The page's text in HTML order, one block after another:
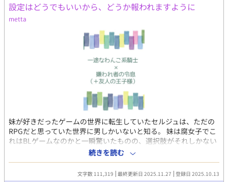
設定はどうでもいいから、どうか報われますように
metta
妹が好きだったゲームの世界に転生していたセルジュは、ただの
RPGだと思っていた世界に男しかいないと知る。 妹は腐女子でこ
れはBLゲームなのかと一瞬驚いたものの、選択肢がそれしかない
ならまあいいかと開き直り、主人公として第二の人生を謳歌しよ
うと心に決める。 しかし仲が良すぎる両親に悪意なく体よく追い
出された先の王都で、ラスボスの幼少期らしきフィリスという王
子の婚約者と出会い、最初こそ嫌がられながらも、誤解されやす
続きを読む
文字数 111,319 最終更新日 2025.11.27 登録日 2025.10.13